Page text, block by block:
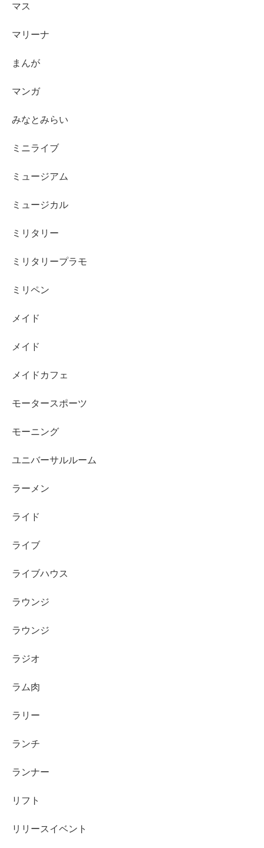
マス
マリーナ
まんが
マンガ
みなとみらい
ミニライブ
ミュージアム
ミュージカル
ミリタリー
ミリタリープラモ
ミリペン
メイド
メイド
メイドカフェ
モータースポーツ
モーニング
ユニバーサルルーム
ラーメン
ライド
ライブ
ライブハウス
ラウンジ
ラウンジ
ラジオ
ラム肉
ラリー
ランチ
ランナー
リフト
リリースイベント